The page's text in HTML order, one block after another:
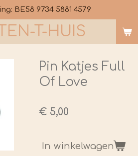
T-HUIS
BE58 9734 5881 4579
Pin Katjes Full
Of Love
€ 5,00
In winkelwagen